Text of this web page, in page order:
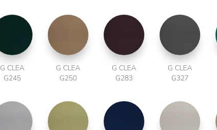
G CLEA
G245
G CLEA
G250
G CLEA
G283
G CLEA
G327